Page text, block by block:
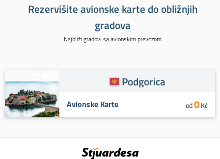
Rezervišite avionske karte do obližnjih
gradova
Najbliži gradovi sa avionskim prevozom
Podgorica
Avionske Karte od0Kč